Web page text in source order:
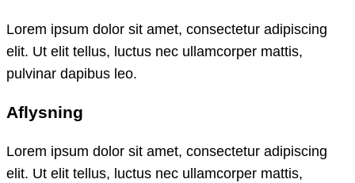
Lorem ipsum dolor sit amet, consectetur adipiscing
elit. Ut elit tellus, luctus nec ullamcorper mattis,
pulvinar dapibus leo.
Aflysning
Lorem ipsum dolor sit amet, consectetur adipiscing
elit. Ut elit tellus, luctus nec ullamcorper mattis,